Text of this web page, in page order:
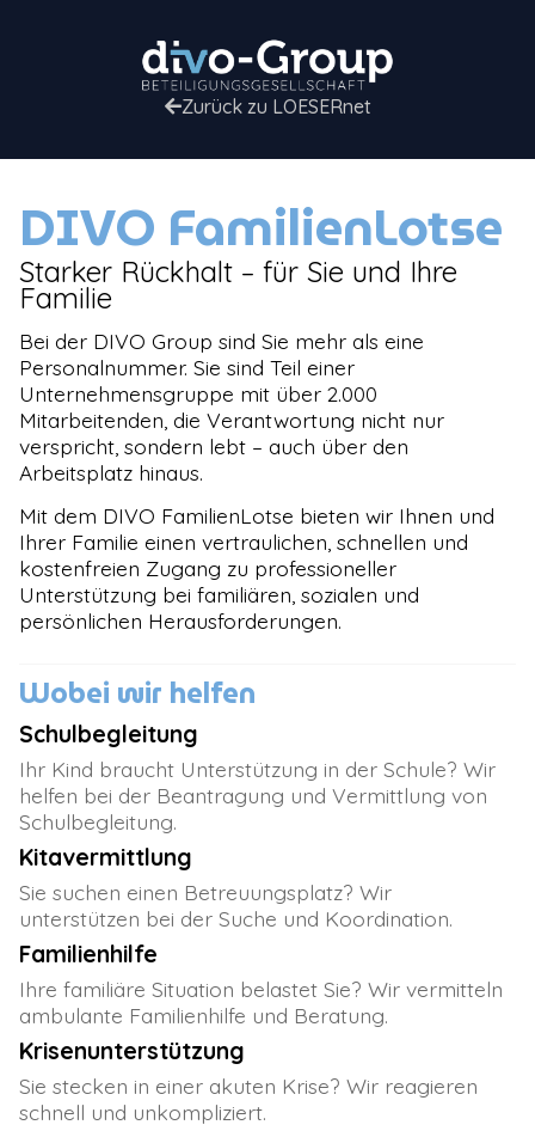
Zurück zu LOESERnet
DIVO FamilienLotse
Starker Rückhalt – für Sie und Ihre
Familie
Bei der DIVO Group sind Sie mehr als eine
Personalnummer. Sie sind Teil einer
Unternehmensgruppe mit über 2.000
Mitarbeitenden, die Verantwortung nicht nur
verspricht, sondern lebt – auch über den
Arbeitsplatz hinaus.
Mit dem DIVO FamilienLotse bieten wir Ihnen und
Ihrer Familie einen vertraulichen, schnellen und
kostenfreien Zugang zu professioneller
Unterstützung bei familiären, sozialen und
persönlichen Herausforderungen.
Wobei wir helfen
Schulbegleitung
Ihr Kind braucht Unterstützung in der Schule? Wir
helfen bei der Beantragung und Vermittlung von
Schulbegleitung.
Kitavermittlung
Sie suchen einen Betreuungsplatz? Wir
unterstützen bei der Suche und Koordination.
Familienhilfe
Ihre familiäre Situation belastet Sie? Wir vermitteln
ambulante Familienhilfe und Beratung.
Krisenunterstützung
Sie stecken in einer akuten Krise? Wir reagieren
schnell und unkompliziert.